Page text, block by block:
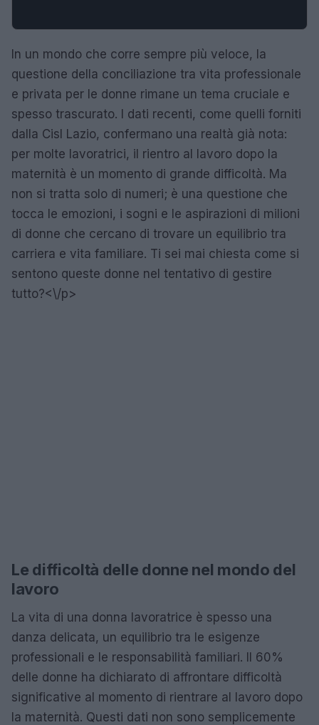
In un mondo che corre sempre più veloce, la
questione della conciliazione tra vita professionale
e privata per le donne rimane un tema cruciale e
spesso trascurato. I dati recenti, come quelli forniti
dalla Cisl Lazio, confermano una realtà già nota:
per molte lavoratrici, il rientro al lavoro dopo la
maternità è un momento di grande difficoltà. Ma
non si tratta solo di numeri; è una questione che
tocca le emozioni, i sogni e le aspirazioni di milioni
di donne che cercano di trovare un equilibrio tra
carriera e vita familiare. Ti sei mai chiesta come si
sentono queste donne nel tentativo di gestire
tutto?<\/p>
Le difficoltà delle donne nel mondo del
lavoro
La vita di una donna lavoratrice è spesso una
danza delicata, un equilibrio tra le esigenze
professionali e le responsabilità familiari. Il 60%
delle donne ha dichiarato di affrontare difficoltà
significative al momento di rientrare al lavoro dopo
la maternità. Questi dati non sono semplicemente